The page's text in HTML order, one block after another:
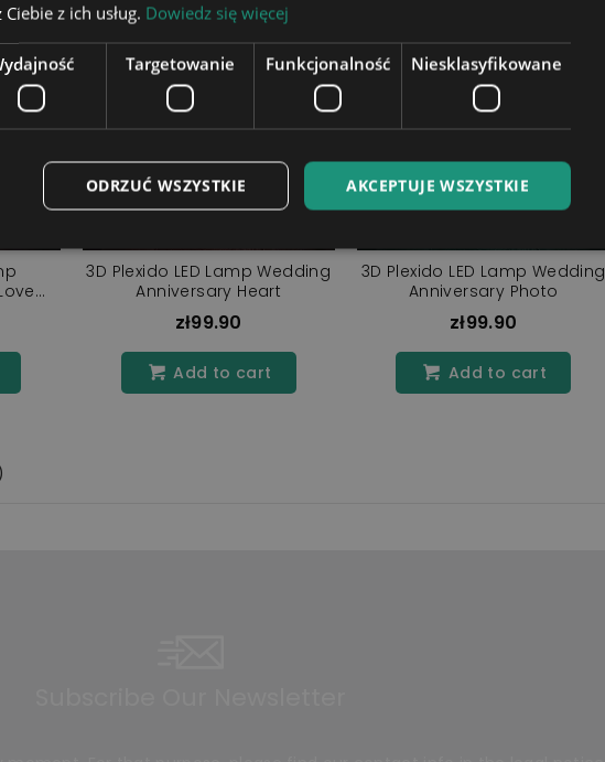
3D Plexido LED Lamp Wedding
Anniversary Heart
zł99.90
Add to cart
3D Plexido LED Lamp Wedding
Anniversary Photo
zł99.90
Add to cart
z ich usług. Dowiedz się więcej
Targetowanie Funkcjonalność Niesklasyfikowane
AKCEPTUJE WSZYSTKIE
ODRZUĆ WSZYSTKIE